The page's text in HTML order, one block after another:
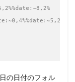
, 2%%date :~8 , 2%
:~0 , 4%%date :~5 , 2%
の日付のフォル